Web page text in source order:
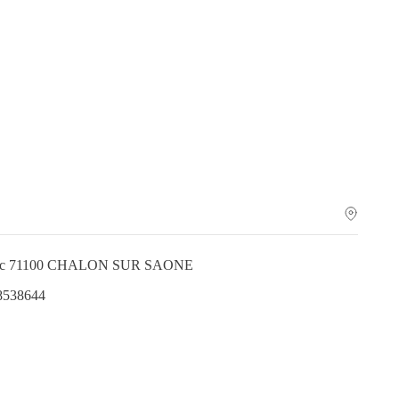
71100 CHALON SUR SAONE